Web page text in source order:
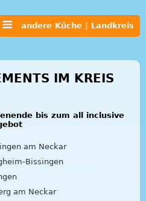
andere Küche | Landkreis
IM KREIS
bis zum all inclusive
am Neckar
Bissingen
am Neckar